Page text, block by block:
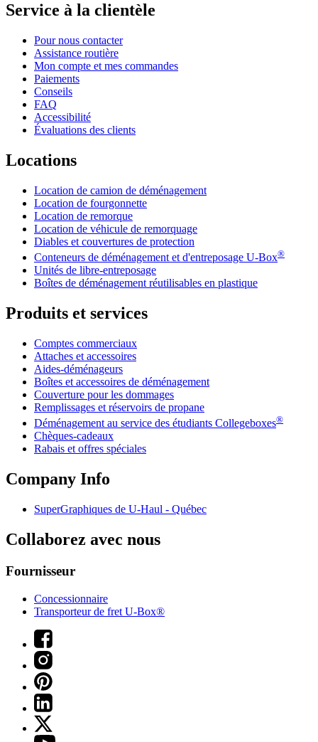
Service à la clientèle
Pour nous contacter
Assistance routière
Mon compte et mes commandes
Paiements
Conseils
FAQ
Accessibilité
Évaluations des clients
Locations
Location de camion de déménagement
Location de fourgonnette
Location de remorque
Location de véhicule de remorquage
Diables et couvertures de protection
Conteneurs de déménagement et d'entreposage U-Box®
Unités de libre-entreposage
Boîtes de déménagement réutilisables en plastique
Produits et services
Comptes commerciaux
Attaches et accessoires
Aides-déménageurs
Boîtes et accessoires de déménagement
Couverture pour les dommages
Remplissages et réservoirs de propane
Déménagement au service des étudiants Collegeboxes®
Chèques-cadeaux
Rabais et offres spéciales
Company Info
SuperGraphiques de U-Haul - Québec
Collaborez avec nous
Fournisseur
Concessionnaire
Transporteur de fret U-Box®